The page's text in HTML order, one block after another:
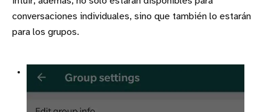
conversaciones individuales, sino que también lo estarán
para los grupos.